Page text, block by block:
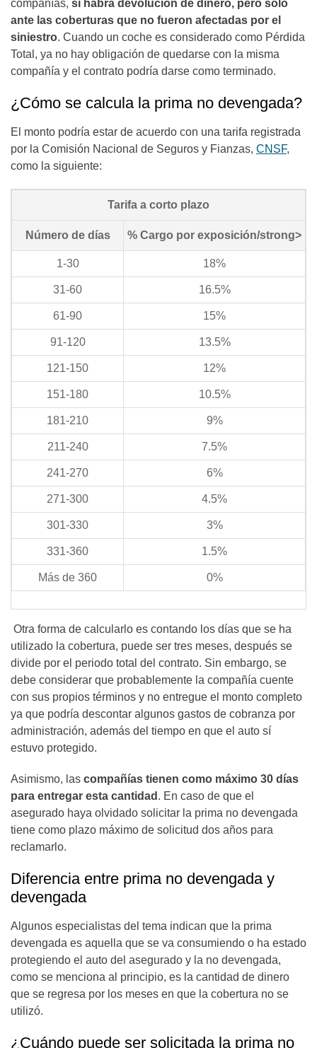
compañías, sí habrá devolución de dinero, pero sólo
ante las coberturas que no fueron afectadas por el
siniestro. Cuando un coche es considerado como Pérdida
Total, ya no hay obligación de quedarse con la misma
compañía y el contrato podría darse como terminado.
¿Cómo se calcula la prima no devengada?
El monto podría estar de acuerdo con una tarifa registrada
por la Comisión Nacional de Seguros y Fianzas, CNSF,
como la siguiente:
Tarifa a corto plazo
Número de días % Cargo por exposición/strong>
1-30 18%
31-60 16.5%
61-90 15%
91-120 13.5%
121-150 12%
151-180 10.5%
181-210 9%
211-240 7.5%
241-270 6%
271-300 4.5%
301-330 3%
331-360 1.5%
Más de 360 0%
Otra forma de calcularlo es contando los días que se ha
utilizado la cobertura, puede ser tres meses, después se
divide por el periodo total del contrato. Sin embargo, se
debe considerar que probablemente la compañía cuente
con sus propios términos y no entregue el monto completo
ya que podría descontar algunos gastos de cobranza por
administración, además del tiempo en que el auto sí
estuvo protegido.
Asimismo, las compañías tienen como máximo 30 días
para entregar esta cantidad . En caso de que el
asegurado haya olvidado solicitar la prima no devengada
tiene como plazo máximo de solicitud dos años para
reclamarlo.
Diferencia entre prima no devengada y
devengada
Algunos especialistas del tema indican que la prima
devengada es aquella que se va consumiendo o ha estado
protegiendo el auto del asegurado y la no devengada,
como se menciona al principio, es la cantidad de dinero
que se regresa por los meses en que la cobertura no se
utilizó.
¿Cuándo puede ser solicitada la prima no